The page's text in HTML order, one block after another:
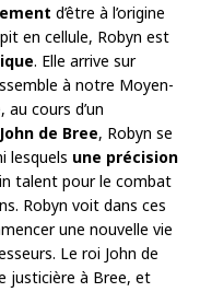
d’être à l’origine
en cellule, Robyn est
. Elle arrive sur
à notre Moyen-
cours d’un
de Bree, Robyn se
lesquels une précision
talent pour le combat
Robyn voit dans ces
une nouvelle vie
Le roi John de
justicière à Bree, et